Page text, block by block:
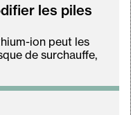
les piles
ion peut les
de surchauffe,